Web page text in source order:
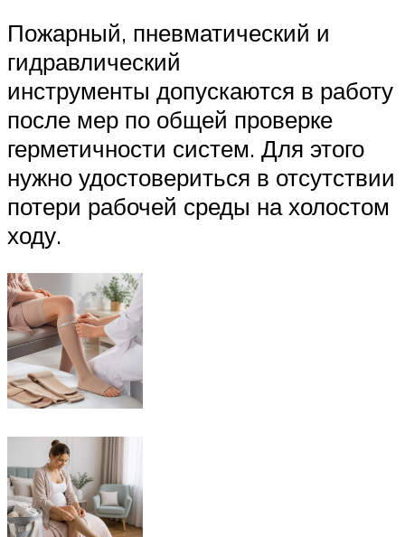
Пожарный, пневматический и
гидравлический
инструменты допускаются в работу
после мер по общей проверке
герметичности систем. Для этого
нужно удостовериться в отсутствии
потери рабочей среды на холостом
ходу.